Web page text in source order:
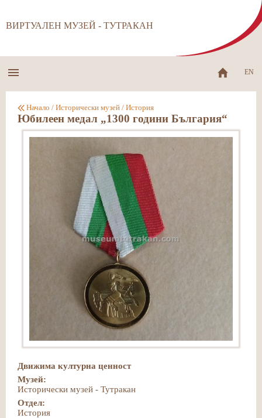
ВИРТУАЛЕН МУЗЕЙ - ТУТРАКАН
EN
Начало / Исторически музей / История
Юбилеен медал „1300 години България“
Движима културна ценност
Музей:
Исторически музей - Тутракан
Отдел:
История